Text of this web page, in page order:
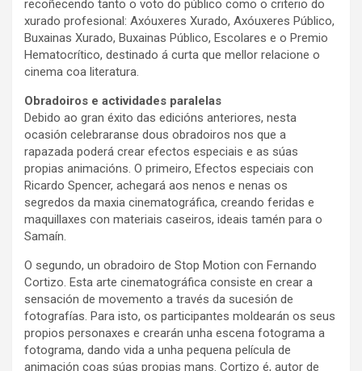
recoñecendo tanto o voto do público como o criterio do
xurado profesional: Axóuxeres Xurado, Axóuxeres Público,
Buxainas Xurado, Buxainas Público, Escolares e o Premio
Hematocrítico, destinado á curta que mellor relacione o
cinema coa literatura.
Obradoiros e actividades paralelas
Debido ao gran éxito das edicións anteriores, nesta
ocasión celebraranse dous obradoiros nos que a
rapazada poderá crear efectos especiais e as súas
propias animacións. O primeiro, Efectos especiais con
Ricardo Spencer, achegará aos nenos e nenas os
segredos da maxia cinematográfica, creando feridas e
maquillaxes con materiais caseiros, ideais tamén para o
Samaín.
O segundo, un obradoiro de Stop Motion con Fernando
Cortizo. Esta arte cinematográfica consiste en crear a
sensación de movemento a través da sucesión de
fotografías. Para isto, os participantes moldearán os seus
propios personaxes e crearán unha escena fotograma a
fotograma, dando vida a unha pequena película de
animación coas súas propias mans. Cortizo é, autor de